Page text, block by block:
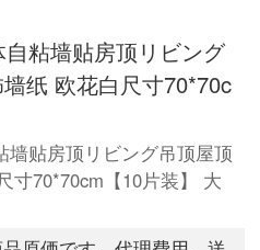
粘墙贴房顶リビング
纸 欧花白尺寸70*70c
墙贴房顶リビング吊顶屋顶
寸70*70cm【10片装】 大